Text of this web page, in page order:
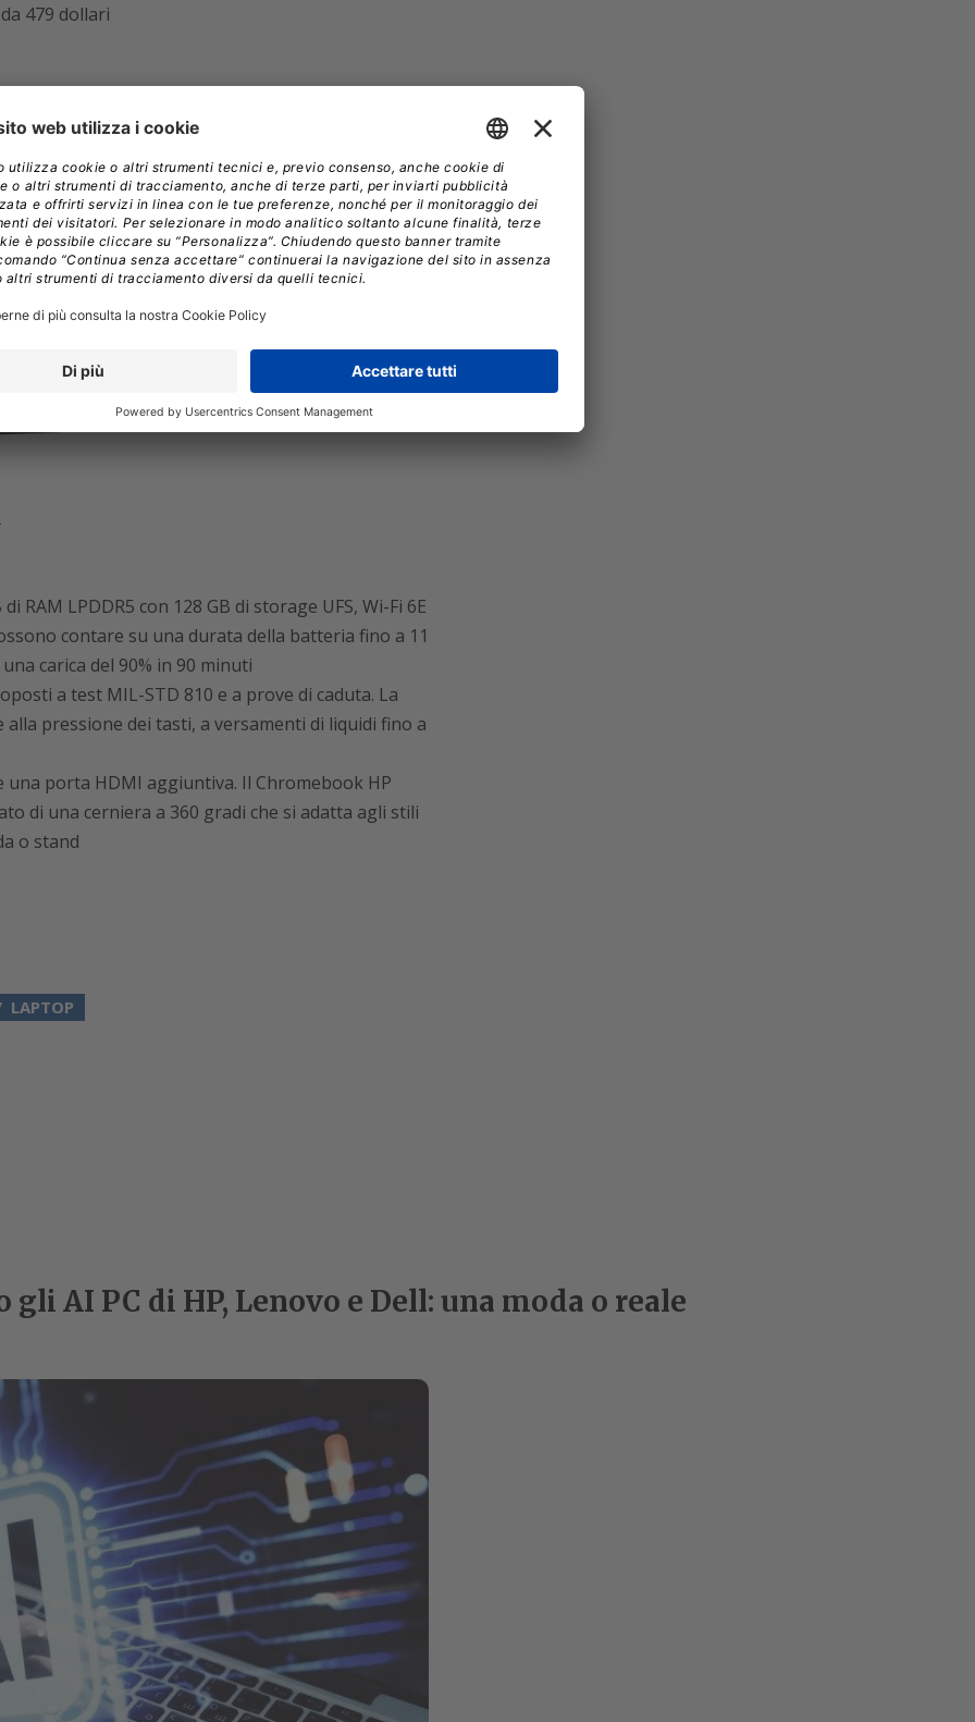
479 dollari
RAM LPDDR5 con 128 GB di storage UFS, Wi-Fi 6E
contare su una durata della batteria fino a 11
carica del 90% in 90 minuti
a test MIL-STD 810 e a prove di caduta. La
pressione dei tasti, a versamenti di liquidi fino a
una porta HDMI aggiuntiva. Il Chromebook HP
di una cerniera a 360 gradi che si adatta agli stili
o stand
LAPTOP
gli AI PC di HP, Lenovo e Dell: una moda o reale